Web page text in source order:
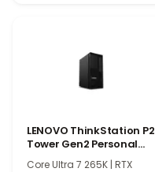
LENOVO ThinkStation P2
Tower Gen2 Personal
Komputer
Core Ultra 7 265K | RTX